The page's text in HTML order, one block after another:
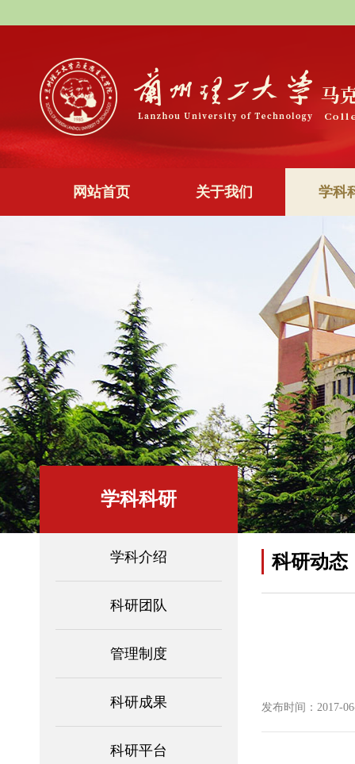
网站首页 关于我们 学科
学科科研
学科介绍
科研团队
管理制度
科研成果
科研平台
科研动态
发布时间：2017-